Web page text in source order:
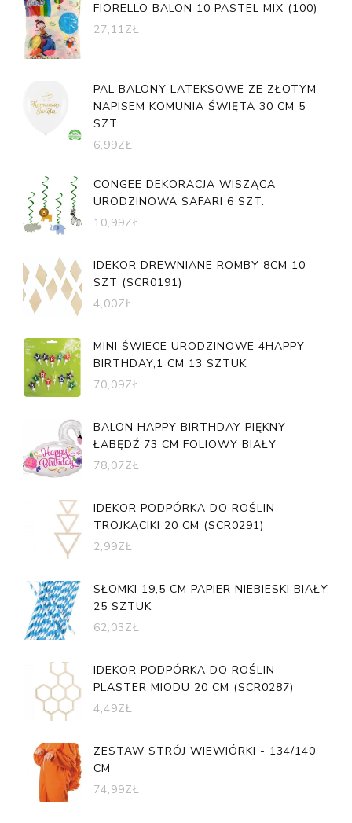
FIORELLO BALON 10 PASTEL MIX (100)
27,11ZŁ
PAL BALONY LATEKSOWE ZE ZŁOTYM
NAPISEM KOMUNIA ŚWIĘTA 30 CM 5
SZT.
6,99ZŁ
CONGEE DEKORACJA WISZĄCA
URODZINOWA SAFARI 6 SZT.
10,99ZŁ
IDEKOR DREWNIANE ROMBY 8CM 10
SZT (SCR0191)
4,00ZŁ
MINI ŚWIECE URODZINOWE 4HAPPY
BIRTHDAY,1 CM 13 SZTUK
70,09ZŁ
BALON HAPPY BIRTHDAY PIĘKNY
ŁABĘDŹ 73 CM FOLIOWY BIAŁY
78,07ZŁ
IDEKOR PODPÓRKA DO ROŚLIN
TROJKĄCIKI 20 CM (SCR0291)
2,99ZŁ
SŁOMKI 19,5 CM PAPIER NIEBIESKI BIAŁY
25 SZTUK
62,03ZŁ
IDEKOR PODPÓRKA DO ROŚLIN
PLASTER MIODU 20 CM (SCR0287)
4,49ZŁ
ZESTAW STRÓJ WIEWIÓRKI - 134/140
CM
74,99ZŁ